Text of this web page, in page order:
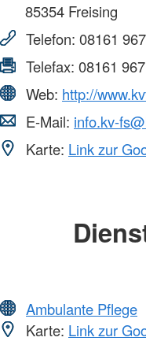
85354 Freising
Telefon: 08161
Telefax: 08161
Web: http://
E-Mail: info.kv-
Karte: Link zur
Ambulante Pflege
Karte: Link zur